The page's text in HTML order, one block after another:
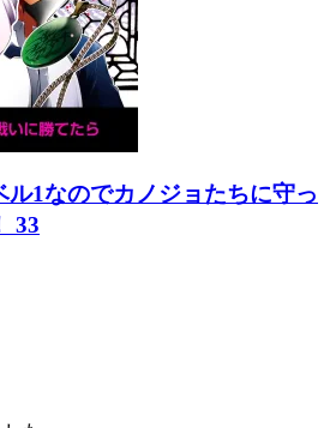
ル1なのでカノジョたちに守っ
33